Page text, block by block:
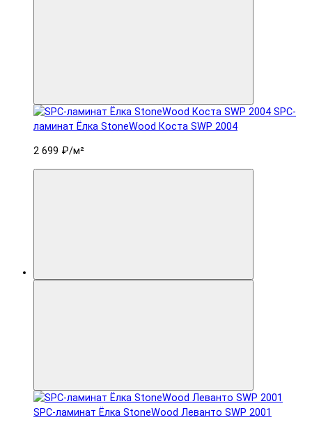
SPC-
ламинат Ëлка StoneWood Коста SWP 2004
2 699 ₽/м²
SPC-ламинат Ëлка StoneWood Леванто SWP 2001